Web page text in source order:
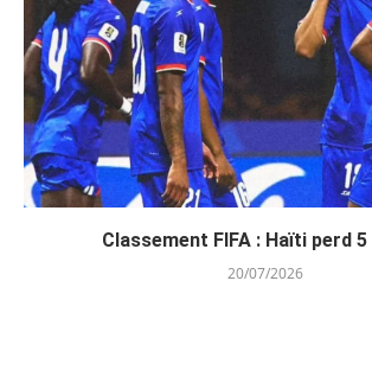
Classement FIFA : Haïti perd
20/07/2026